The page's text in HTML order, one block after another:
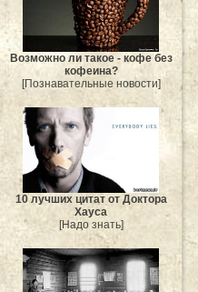
Возможно ли такое - кофе без
кофеина?
[Познавательные новости]
10 лучших цитат от Доктора
Хауса
[Надо знать]